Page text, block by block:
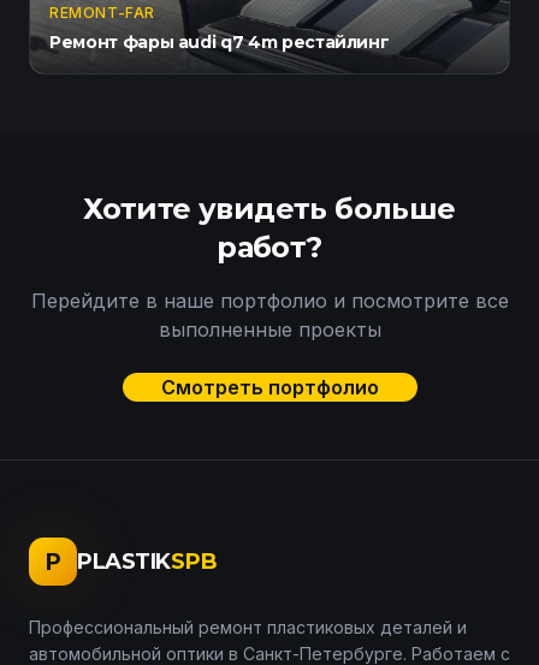
REMONT-FAR
Ремонт фары audi q7 4m рестайлинг
Хотите увидеть больше
работ?
Перейдите в наше портфолио и посмотрите все
выполненные проекты
Смотреть портфолио
P PLASTIKSPB
Профессиональный ремонт пластиковых деталей и
автомобильной оптики в Санкт-Петербурге. Работаем с